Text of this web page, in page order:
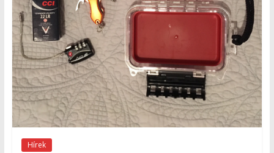
Hírek